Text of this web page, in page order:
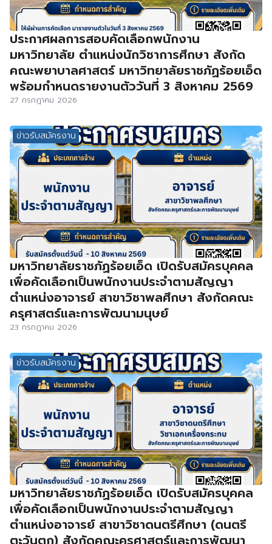
ประกาศผลการสอบคัดเลือกพนักงาน
มหาวิทยาลัย ตำแหน่งนักวิชาการศึกษา สังกัด
คณะพยาบาลศาสตร์ มหาวิทยาลัยราชภัฏร้อยเอ็ด
พร้อมกำหนดรายงานตัววันที่ 3 สิงหาคม 2569
27 กรกฎาคม 2026
ข่าวรับสมัครงาน
มหาวิทยาลัยราชภัฏร้อยเอ็ด เปิดรับสมัครบุคคล
เพื่อคัดเลือกเป็นพนักงานประจำตามสัญญา
ตำแหน่งอาจารย์ สาขาวิชาพลศึกษา สังกัดคณะ
ครุศาสตร์และการพัฒนามนุษย์
23 กรกฎาคม 2026
ข่าวรับสมัครงาน
มหาวิทยาลัยราชภัฏร้อยเอ็ด เปิดรับสมัครบุคคล
เพื่อคัดเลือกเป็นพนักงานประจำตามสัญญา
ตำแหน่งอาจารย์ สาขาวิชาดนตรีศึกษา (ดนตรี